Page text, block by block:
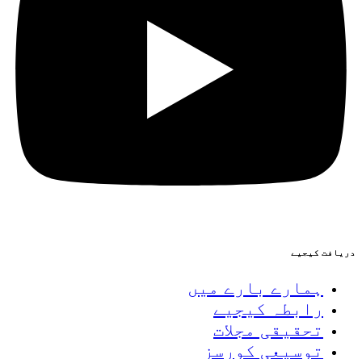
دریافت کیجیے
ہمارے بارے میں
رابطہ کیجیے
تحقیقی مجلات
توسیعی کورسز